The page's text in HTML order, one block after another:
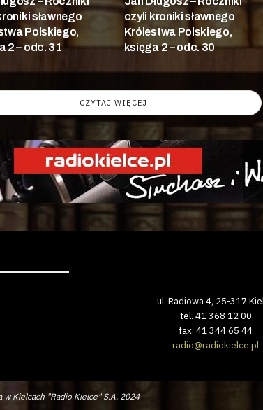
sławnego
Polskiego,
2 – odc. 31
czyli kroniki sławnego
Królestwa Polskiego,
księga 2 – odc. 30
CZYTAJ WIĘCEJ
ul. Radiowa 4, 25-317
tel. 41 368 12 00
fax. 41 344 65 44
radio@radiokielce.pl
w Kielcach "Radio Kielce" S.A. 2024